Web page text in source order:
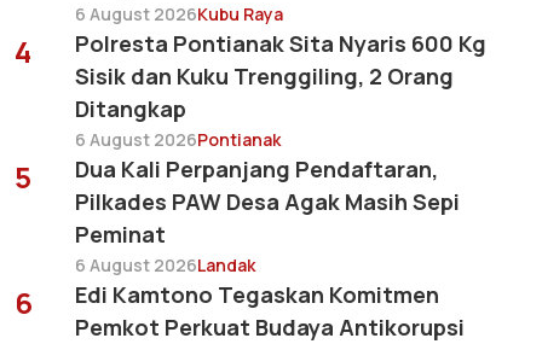
6 August 2026Kubu Raya
4
Polresta Pontianak Sita Nyaris 600 Kg
Sisik dan Kuku Trenggiling, 2 Orang
Ditangkap
6 August 2026Pontianak
5
Dua Kali Perpanjang Pendaftaran,
Pilkades PAW Desa Agak Masih Sepi
Peminat
6 August 2026Landak
6
Edi Kamtono Tegaskan Komitmen
Pemkot Perkuat Budaya Antikorupsi